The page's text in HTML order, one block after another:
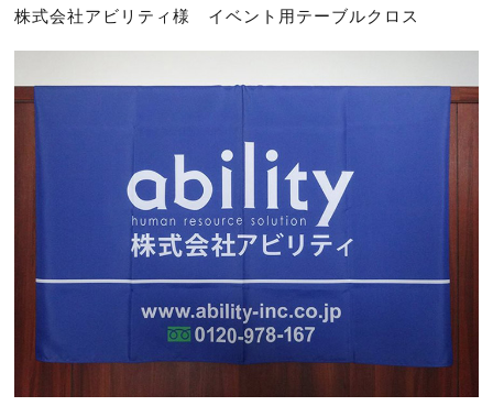
株式会社アビリティ様 イベント用テーブルクロス